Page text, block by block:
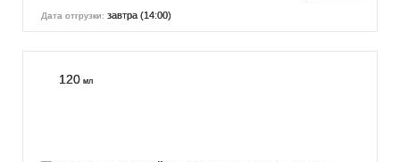
Дата отгрузки: завтра (14:00)
120 мл